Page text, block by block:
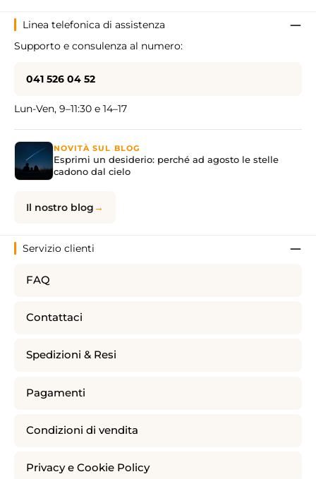
Linea telefonica di assistenza
Supporto e consulenza al numero:
041 526 04 52
Lun-Ven, 9–11:30 e 14–17
NOVITÀ SUL BLOG
Esprimi un desiderio: perché ad agosto le stelle
cadono dal cielo
Il nostro blog
Servizio clienti
FAQ
Contattaci
Spedizioni & Resi
Pagamenti
Condizioni di vendita
Privacy e Cookie Policy